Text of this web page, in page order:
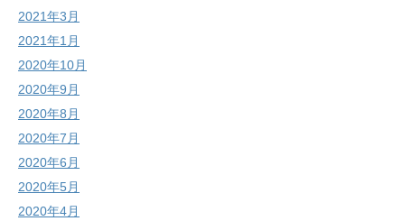
2021年3月
2021年1月
2020年10月
2020年9月
2020年8月
2020年7月
2020年6月
2020年5月
2020年4月